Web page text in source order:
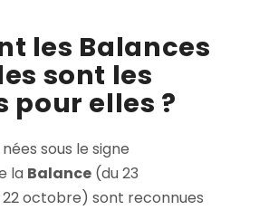
les Balances
sont les
pour elles ?
sous le signe
la Balance (du 23
octobre) sont reconnues